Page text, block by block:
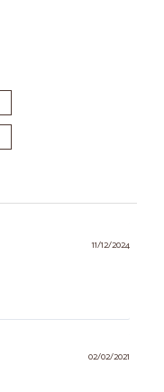
11/12/2024
02/02/2021